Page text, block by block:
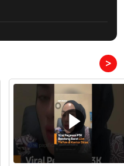
>